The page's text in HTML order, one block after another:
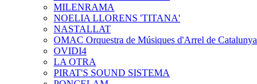
MILENRAMA
NOELIA LLORENS 'TITANA'
NASTALLAT
OMAC Orquestra de Músiques d'Arrel de Catalunya
OVIDI4
LA OTRA
PIRAT'S SOUND SISTEMA